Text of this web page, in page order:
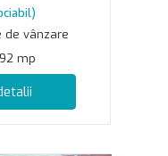
de vânzare
92 mp